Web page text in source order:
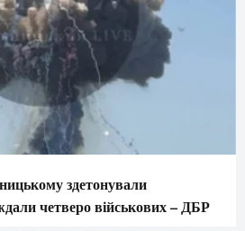
здетонували
четверо військових – ДБР